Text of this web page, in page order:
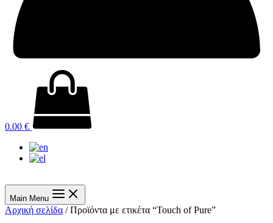
0.00 €
Main Menu
Αρχική σελίδα / Προϊόντα με ετικέτα “Touch of Pure”